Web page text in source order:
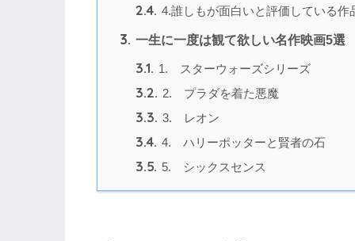
2.4. 4.誰しもが面白いと評価している作
3. 一生に一度は観て欲しい名作映画5選
3.1. 1. スターウォーズシリーズ
3.2. 2. プラダを着た悪魔
3.3. 3. レオン
3.4. 4. ハリーポッターと賢者の石
3.5. 5. シックスセンス